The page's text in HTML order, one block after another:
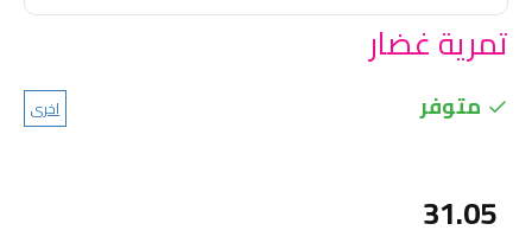
تمرية غضار
متوفر اخرى
31.05